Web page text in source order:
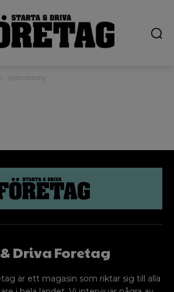
zenconomy
Driva Foretag
är ett magasin som riktar sig till alla